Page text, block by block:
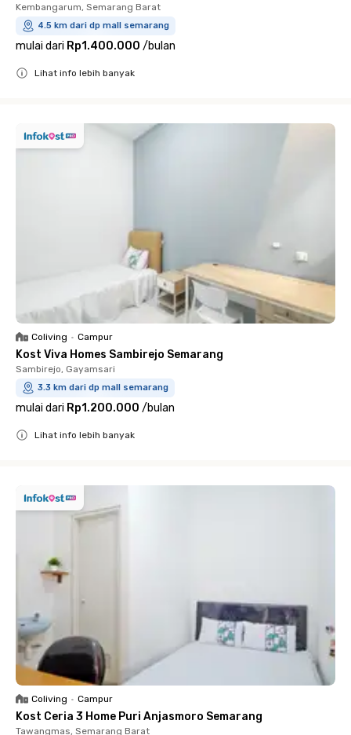
Kembangarum, Semarang Barat
4.5 km dari dp mall semarang
mulai dari Rp1.400.000 /bulan
Lihat info lebih banyak
Coliving • Campur
Kost Viva Homes Sambirejo Semarang
Sambirejo, Gayamsari
3.3 km dari dp mall semarang
mulai dari Rp1.200.000 /bulan
Lihat info lebih banyak
Coliving • Campur
Kost Ceria 3 Home Puri Anjasmoro Semarang
Tawangmas, Semarang Barat